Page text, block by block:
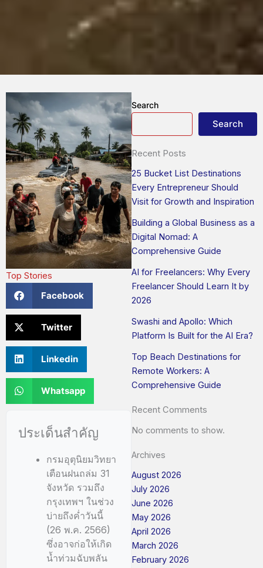
Top Stories
Facebook
Twitter
Linkedin
Whatsapp
ประเด็นสำคัญ
กรมอุตุนิยมวิทยา
เตือนฝนถล่ม 31
จังหวัด รวมถึง
กรุงเทพฯ ในช่วง
บ่ายถึงค่ำวันนี้
(26 พ.ค. 2566)
ซึ่งอาจก่อให้เกิด
น้ำท่วมฉับพลัน
Search
Search
Recent Posts
25 Bucket List Destinations
Every Entrepreneur Should
Visit for Growth and Inspiration
Building a Global Business as a
Digital Nomad: A
Comprehensive Guide
AI for Freelancers: Why Every
Freelancer Should Learn It by
2026
Swashi and Apollo: Which
Platform Is Built for the AI Era?
Top Beach Destinations for
Remote Workers: A
Comprehensive Guide
Recent Comments
No comments to show.
Archives
August 2026
July 2026
June 2026
May 2026
April 2026
March 2026
February 2026